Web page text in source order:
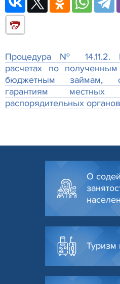
Процедура № 14.11.2.
расчетах по
бюджетным займам,
гарантиям местных
распорядительных органов
О
Туризм